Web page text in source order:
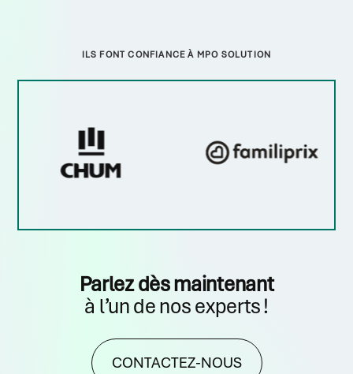
ILS FONT CONFIANCE À MPO SOLUTION
Parlez dès maintenant
à l’un de nos experts !
CONTACTEZ-NOUS